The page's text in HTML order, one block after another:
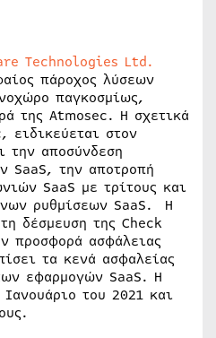
Technologies Ltd.
πάροχος λύσεων
παγκοσμίως,
της Atmosec. Η σχετικά
στον
την αποσύνδεση
SaaS, την αποτροπή
SaaS με τρίτους και
ρυθμίσεων SaaS. Η
δέσμευση της Check
προσφορά ασφάλειας
τα κενά ασφαλείας
εφαρμογών SaaS. Η
του 2021 και